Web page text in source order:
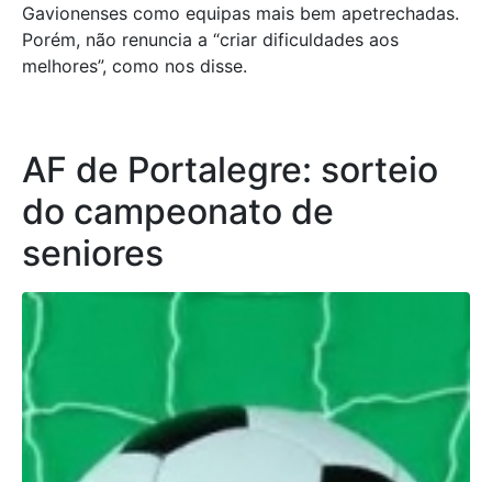
Gavionenses como equipas mais bem apetrechadas.
Porém, não renuncia a “criar dificuldades aos
melhores”, como nos disse.
AF de Portalegre: sorteio
do campeonato de
seniores